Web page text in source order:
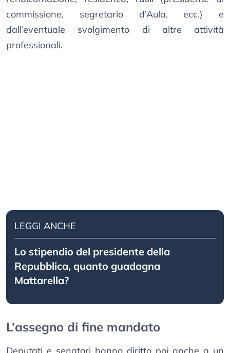
commissione, segretario d’Aula, ecc.) e
dall’eventuale svolgimento di altre attività
professionali.
LEGGI ANCHE
Lo stipendio del presidente della
Repubblica, quanto guadagna
Mattarella?
L’assegno di fine mandato